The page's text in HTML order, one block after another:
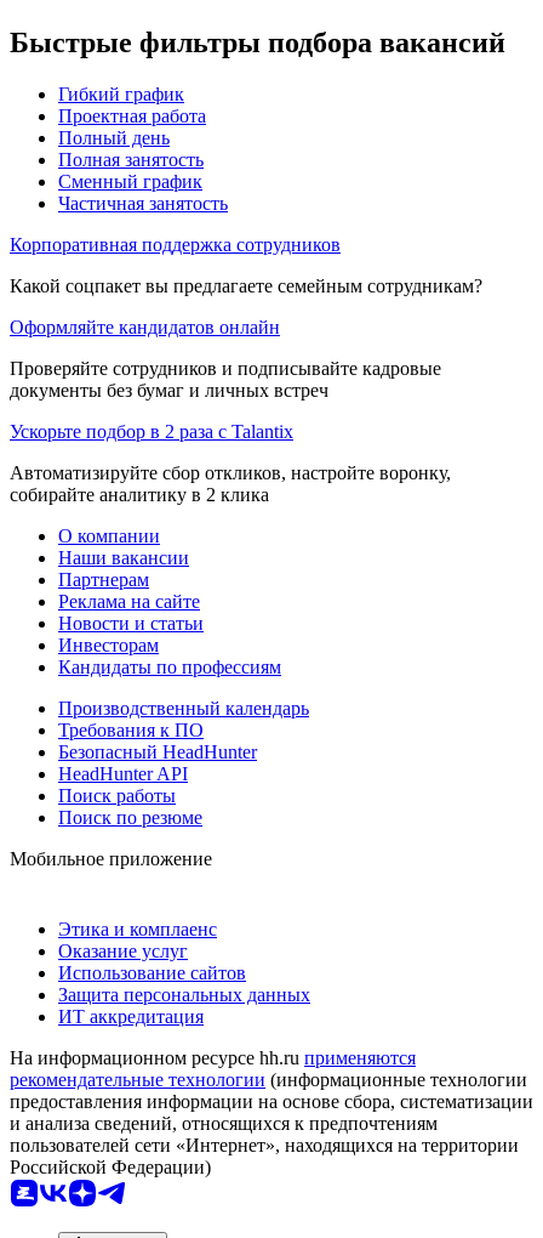
Быстрые фильтры подбора вакансий
Гибкий график
Проектная работа
Полный день
Полная занятость
Сменный график
Частичная занятость
Корпоративная поддержка сотрудников
Какой соцпакет вы предлагаете семейным сотрудникам?
Оформляйте кандидатов онлайн
Проверяйте сотрудников и подписывайте кадровые
документы без бумаг и личных встреч
Ускорьте подбор в 2 раза с Talantix
Автоматизируйте сбор откликов, настройте воронку,
собирайте аналитику в 2 клика
О компании
Наши вакансии
Партнерам
Реклама на сайте
Новости и статьи
Инвесторам
Кандидаты по профессиям
Производственный календарь
Требования к ПО
Безопасный HeadHunter
HeadHunter API
Поиск работы
Поиск по резюме
Мобильное приложение
Этика и комплаенс
Оказание услуг
Использование сайтов
Защита персональных данных
ИТ аккредитация
На информационном ресурсе hh.ru применяются
рекомендательные технологии (информационные технологии
предоставления информации на основе сбора, систематизации
и анализа сведений, относящихся к предпочтениям
пользователей сети «Интернет», находящихся на территории
Российской Федерации)